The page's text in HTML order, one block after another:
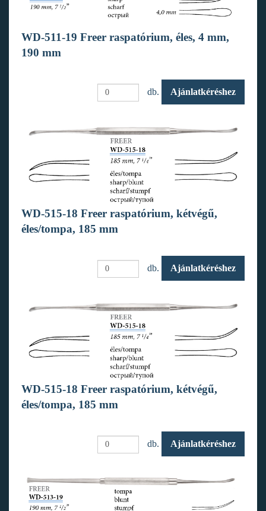
WD-511-19 Freer raspatórium, éles, 4 mm,
190 mm
db. Ajánlatkéréshez
WD-515-18 Freer raspatórium, kétvégű,
éles/tompa, 185 mm
db. Ajánlatkéréshez
WD-515-18 Freer raspatórium, kétvégű,
éles/tompa, 185 mm
db. Ajánlatkéréshez